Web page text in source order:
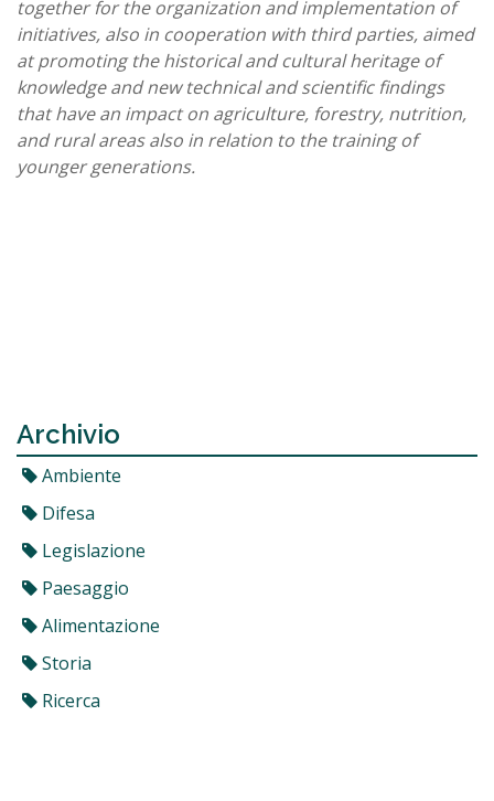
together for the organization and implementation of
initiatives, also in cooperation with third parties, aimed
at promoting the historical and cultural heritage of
knowledge and new technical and scientific findings
that have an impact on agriculture, forestry, nutrition,
and rural areas also in relation to the training of
younger generations.
Archivio
Ambiente
Difesa
Legislazione
Paesaggio
Alimentazione
Storia
Ricerca